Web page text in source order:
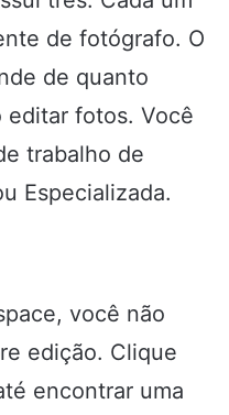
de fotógrafo. O
de quanto
editar fotos. Você
trabalho de
Especializada.
você não
edição. Clique
encontrar uma